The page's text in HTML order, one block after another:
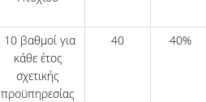
10 βαθμοί για
κάθε έτος
σχετικής
προϋπηρεσίας
40 40%